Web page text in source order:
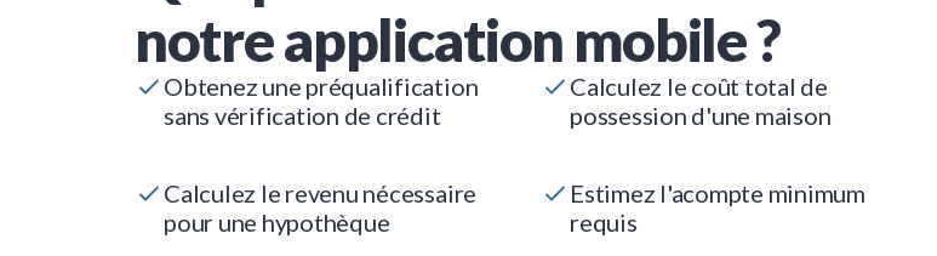
notre application mobile ?
Obtenez une préqualification
sans vérification de crédit
Calculez le coût total de
possession d'une maison
Calculez le revenu nécessaire
pour une hypothèque
Estimez l'acompte minimum
requis